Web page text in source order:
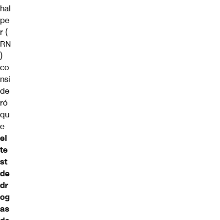
hal
pe
r (
RN
)
co
nsi
de
ró
qu
e
el
te
st
de
dr
og
as